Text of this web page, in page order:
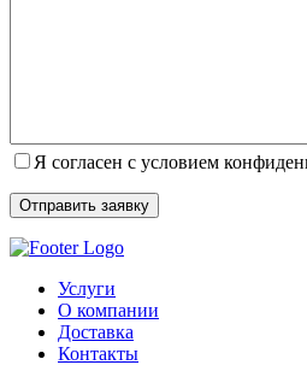
Я согласен с условием
Услуги
О компании
Доставка
Контакты